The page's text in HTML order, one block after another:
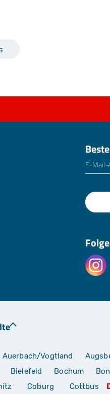
E-
Auerbach/Vogtland
Bielefeld Bochum
Coburg Cottbus